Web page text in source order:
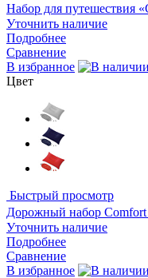
Набор для путешествия
Уточнить наличие
Подробнее
Сравнение
В избранное
Цвет
Быстрый просмотр
Дорожный набор Comfort
Уточнить наличие
Подробнее
Сравнение
В избранное